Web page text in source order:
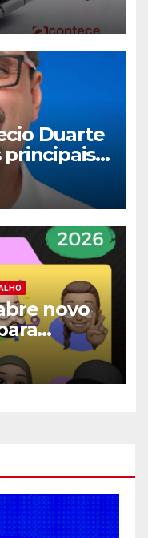
Duarte
para
novo